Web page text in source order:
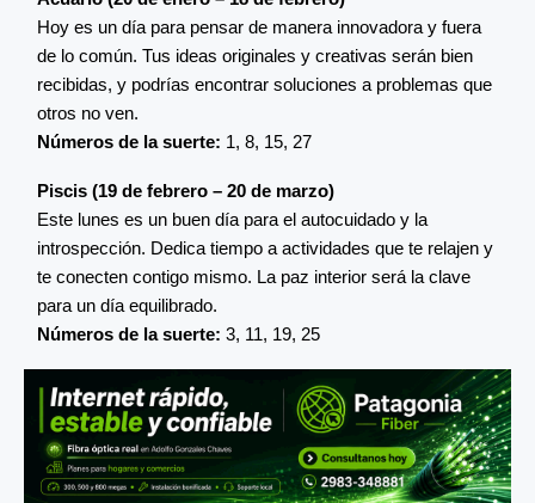
Hoy es un día para pensar de manera innovadora y fuera
de lo común. Tus ideas originales y creativas serán bien
recibidas, y podrías encontrar soluciones a problemas que
otros no ven.
Números de la suerte: 1, 8, 15, 27
Piscis (19 de febrero – 20 de marzo)
Este lunes es un buen día para el autocuidado y la
introspección. Dedica tiempo a actividades que te relajen y
te conecten contigo mismo. La paz interior será la clave
para un día equilibrado.
Números de la suerte: 3, 11, 19, 25